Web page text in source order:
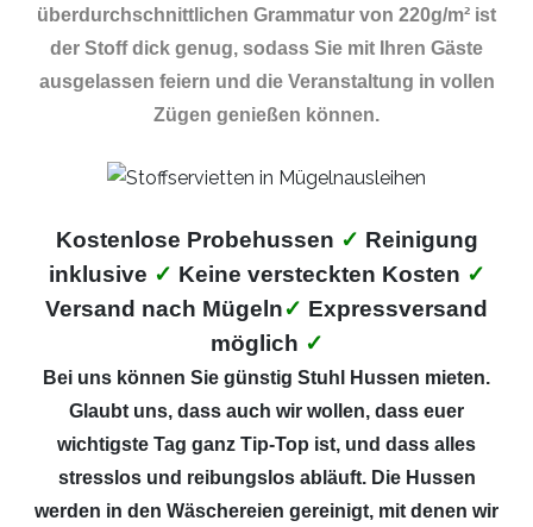
überdurchschnittlichen Grammatur von 220g/m² ist
der Stoff dick genug, sodass Sie mit Ihren Gäste
ausgelassen feiern und die Veranstaltung in vollen
Zügen genießen können.
Kostenlose Probehussen ✓ Reinigung
inklusive ✓ Keine versteckten Kosten ✓
Versand nach Mügeln✓ Expressversand
möglich ✓
Bei uns können Sie günstig Stuhl Hussen mieten.
Glaubt uns, dass auch wir wollen, dass euer
wichtigste Tag ganz Tip-Top ist, und dass alles
stresslos und reibungslos abläuft. Die Hussen
werden in den Wäschereien gereinigt, mit denen wir